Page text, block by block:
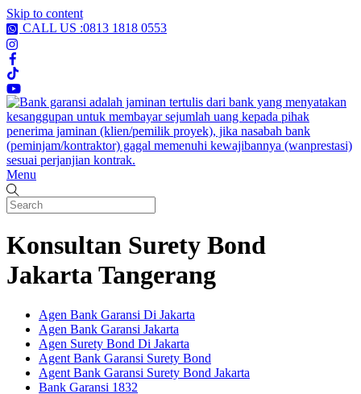
Skip to content
CALL US :0813 1818 0553
Menu
Konsultan Surety Bond
Jakarta Tangerang
Agen Bank Garansi Di Jakarta
Agen Bank Garansi Jakarta
Agen Surety Bond Di Jakarta
Agent Bank Garansi Surety Bond
Agent Bank Garansi Surety Bond Jakarta
Bank Garansi 1832